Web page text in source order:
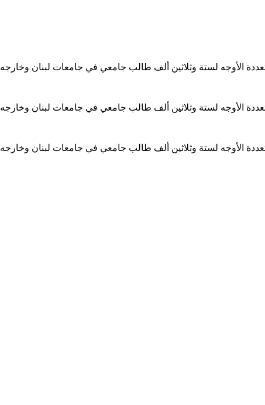
الأوجه لستة وثلاثين ألف طالب جامعي في جامعات لبنان وخارجه
الأوجه لستة وثلاثين ألف طالب جامعي في جامعات لبنان وخارجه
الأوجه لستة وثلاثين ألف طالب جامعي في جامعات لبنان وخارجه